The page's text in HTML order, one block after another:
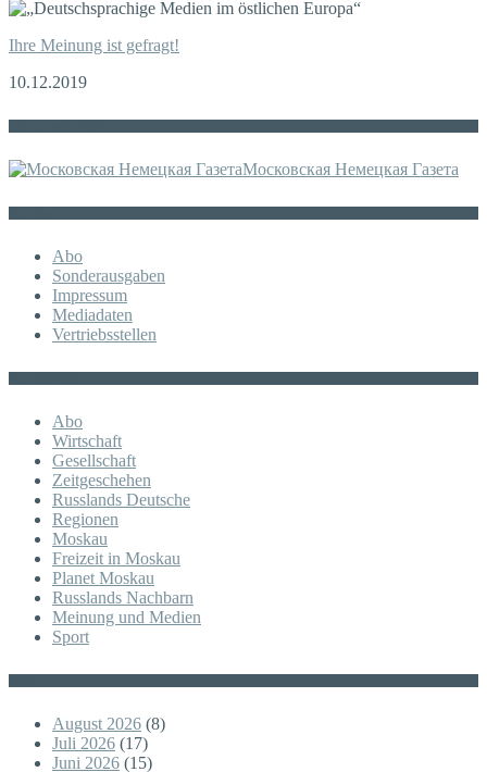
Ihre Meinung ist gefragt!
10.12.2019
Московская Немецкая Газета
Abo
Sonderausgaben
Impressum
Mediadaten
Vertriebsstellen
Abo
Wirtschaft
Gesellschaft
Zeitgeschehen
Russlands Deutsche
Regionen
Moskau
Freizeit in Moskau
Planet Moskau
Russlands Nachbarn
Meinung und Medien
Sport
August 2026 (8)
Juli 2026 (17)
Juni 2026 (15)